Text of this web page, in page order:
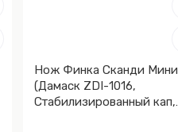
Нож Финка Сканди Мини
(Дамаск ZDI-1016,
Стабилизированный кап,